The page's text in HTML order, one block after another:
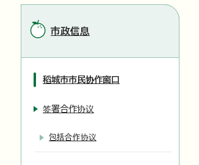
市政信息
稻城市市民协作窗口
签署合作协议
包括合作协议